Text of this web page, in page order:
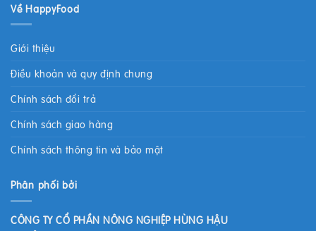
Về HappyFood
Giới thiệu
Điều khoản và quy định chung
Chính sách đổi trả
Chính sách giao hàng
Chính sách thông tin và bảo mật
Phân phối bởi
CÔNG TY CỔ PHẦN NÔNG NGHIỆP HÙNG HẬU